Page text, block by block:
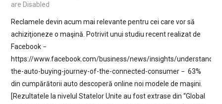
are Disabled
Reclamele devin acum mai relevante pentru cei care vor să
achiziţioneze o maşină. Potrivit unui studiu recent realizat de
Facebook −
https://www.facebook.com/business/news/insights/
the-auto-buying-journey-of-the-connected-consumer − 63%
din cumpărătorii auto descoperă online noi modele de maşini.
[Rezultatele la nivelul Statelor Unite au fost extrase din “Global